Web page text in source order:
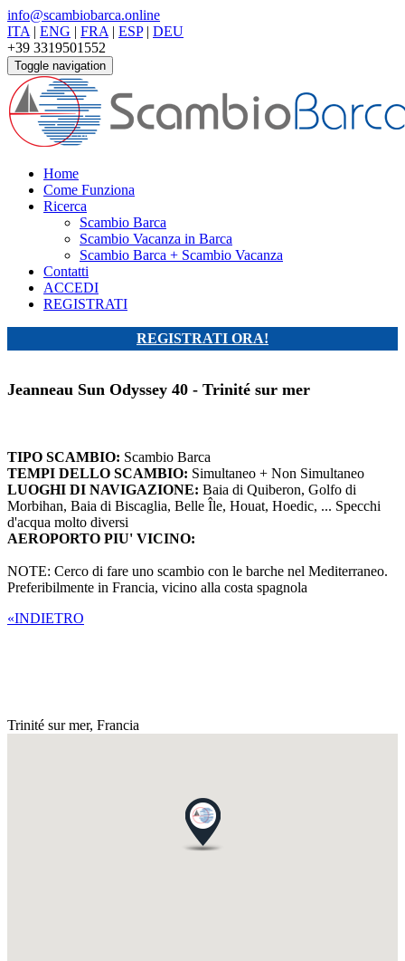
info@scambiobarca.online
ITA | ENG | FRA | ESP| DEU
+39 3319501552
Toggle navigation
Home
Come Funziona
Ricerca
Scambio Barca
Scambio Vacanza in Barca
Scambio Barca + Scambio Vacanza
Contatti
ACCEDI
REGISTRATI
REGISTRATI ORA!
Jeanneau Sun Odyssey 40 - Trinité sur mer
TIPO SCAMBIO: Scambio Barca
TEMPI DELLO SCAMBIO: Simultaneo + Non Simultaneo
LUOGHI DI NAVIGAZIONE: Baia di Quiberon, Golfo di
Morbihan, Baia di Biscaglia, Belle Île, Houat, Hoedic, ... Specchi
d'acqua molto diversi
AEROPORTO PIU' VICINO:
NOTE: Cerco di fare uno scambio con le barche nel Mediterraneo.
Preferibilmente in Francia, vicino alla costa spagnola
«INDIETRO
Trinité sur mer, Francia